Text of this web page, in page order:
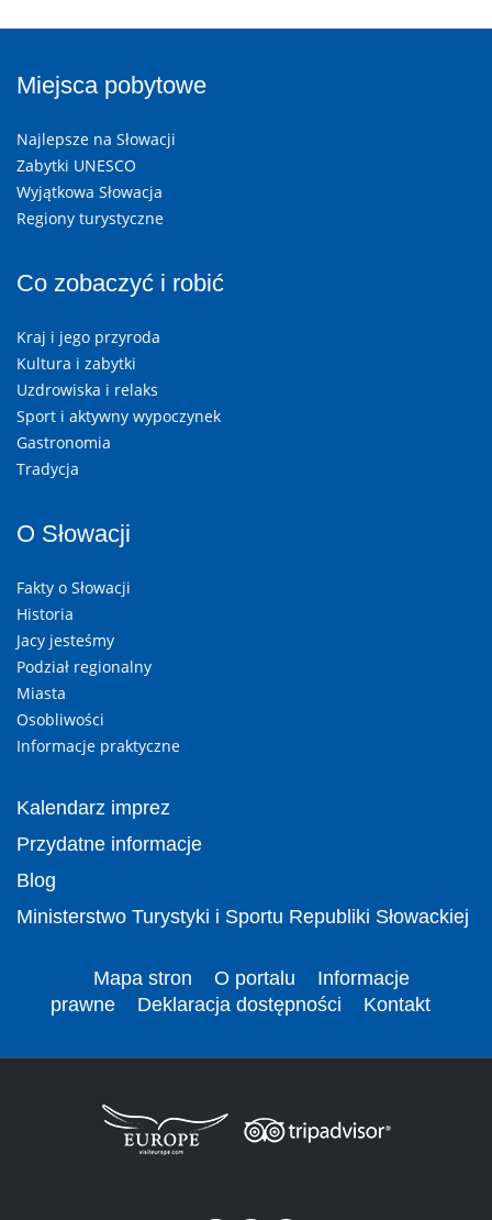
Miejsca pobytowe
Najlepsze na Słowacji
Zabytki UNESCO
Wyjątkowa Słowacja
Regiony turystyczne
Co zobaczyć i robić
Kraj i jego przyroda
Kultura i zabytki
Uzdrowiska i relaks
Sport i aktywny wypoczynek
Gastronomia
Tradycja
O Słowacji
Fakty o Słowacji
Historia
Jacy jesteśmy
Podział regionalny
Miasta
Osobliwości
Informacje praktyczne
Kalendarz imprez
Przydatne informacje
Blog
Ministerstwo Turystyki i Sportu Republiki Słowackiej
Mapa stron O portalu
Informacje
prawne
Deklaracja dostępności Kontakt